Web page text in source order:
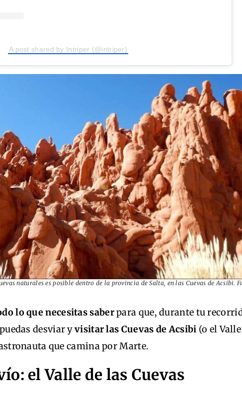
A post shared by Intriper (@intriper)
naturales es posible dentro de la provincia de Salta, en las Cuevas de Acsibi.
lo que necesitas saberpara que, durante tu
desviar yvisitar las Cuevas de Acsibi (o el
que camina por Marte.
el Valle de las Cuevas